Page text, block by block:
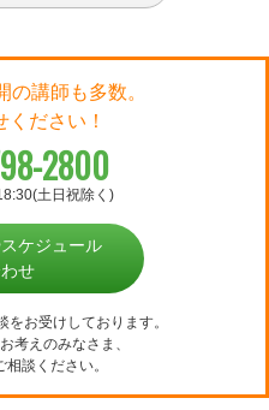
の講師も多数。
ください！
2800
土日祝除く)
ケジュール
せ
お受けしております。
考えのみなさま、
談ください。